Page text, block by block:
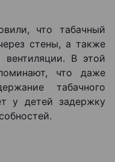
что табачный
стены, а также
В этой
что даже
табачного
у детей задержку